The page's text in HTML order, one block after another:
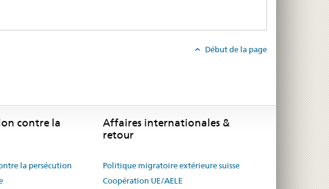
Début de la page
contre la
la persécution
Affaires internationales &
retour
Politique migratoire extérieure suisse
Coopération UE/AELE